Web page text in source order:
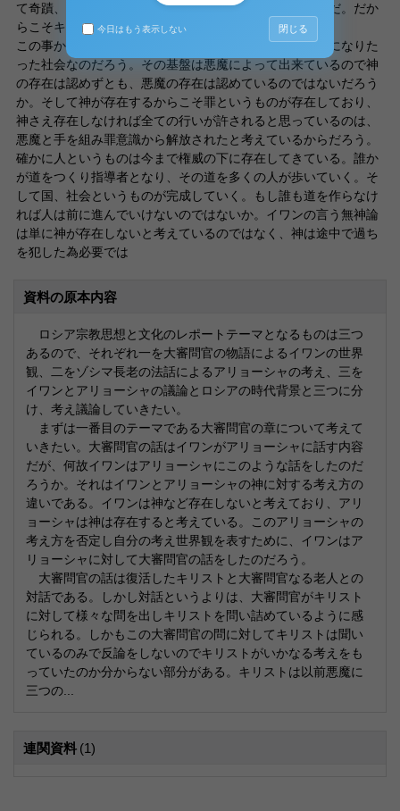
て奇蹟、神秘、権威こそ悪魔が満たしてくれるものなのだ。だか
らこそキリストではなく悪魔についているのである。
この事からイワンの世界観とは神秘、奇蹟、権威を基盤になりた
った社会なのだろう。その基盤は悪魔によって出来ているので神
の存在は認めずとも、悪魔の存在は認めているのではないだろう
か。そして神が存在するからこそ罪というものが存在しており、
神さえ存在しなければ全ての行いが許されると思っているのは、
悪魔と手を組み罪意識から解放されたと考えているからだろう。
確かに人というものは今まで権威の下に存在してきている。誰か
が道をつくり指導者となり、その道を多くの人が歩いていく。そ
して国、社会というものが完成していく。もし誰も道を作らなけ
れば人は前に進んでいけないのではないか。イワンの言う無神論
は単に神が存在しないと考えているのではなく、神は途中で過ち
を犯した為必要では
資料の原本内容
ロシア宗教思想と文化のレポートテーマとなるものは三つ
あるので、それぞれ一を大審問官の物語によるイワンの世界
観、二をゾシマ長老の法話によるアリョーシャの考え、三を
イワンとアリョーシャの議論とロシアの時代背景と三つに分
け、考え議論していきたい。
まずは一番目のテーマである大審問官の章について考えて
いきたい。大審問官の話はイワンがアリョーシャに話す内容
だが、何故イワンはアリョーシャにこのような話をしたのだ
ろうか。それはイワンとアリョーシャの神に対する考え方の
違いである。イワンは神など存在しないと考えており、アリ
ョーシャは神は存在すると考えている。このアリョーシャの
考え方を否定し自分の考え世界観を表すために、イワンはア
リョーシャに対して大審問官の話をしたのだろう。
大審問官の話は復活したキリストと大審問官なる老人との
対話である。しかし対話というよりは、大審問官がキリスト
に対して様々な問を出しキリストを問い詰めているように感
じられる。しかもこの大審問官の問に対してキリストは聞い
ているのみで反論をしないのでキリストがいかなる考えをも
っていたのか分からない部分がある。キリストは以前悪魔に
三つの...
連関資料 (1)
今日はもう表示しない 閉じる